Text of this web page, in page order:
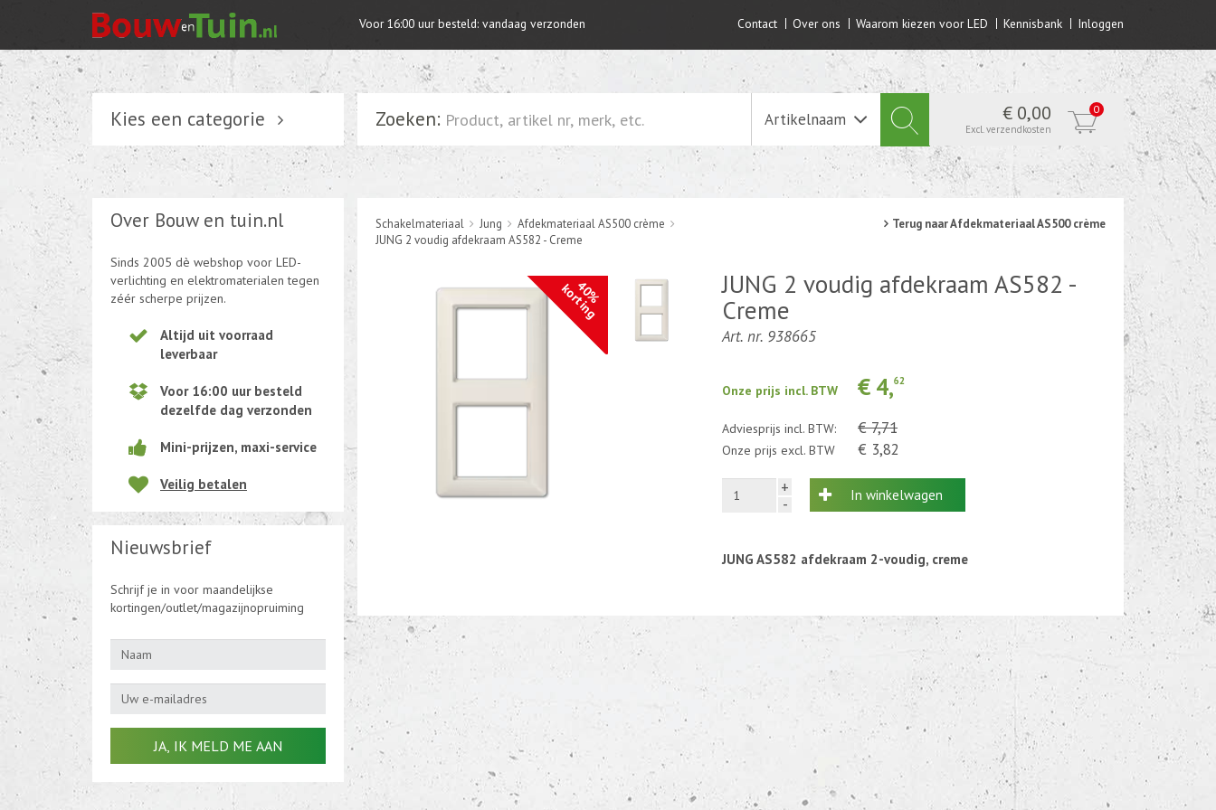
Voor 16:00 uur besteld: vandaag verzonden Contact Over ons Waarom kiezen voor LED Kennisbank Inloggen
Kies een categorie
Verlichting
Schakelmateriaal
Tuin elektriciteit
Kabel en draad
CEE-stekker-contra 380-230V
Beweging-Tijd-Rook Sensors
Outletdeals
Bulkverpakking
Zoeken: Artikelnaam € 0,00
Excl. verzendkosten
0
Schakelmateriaal Jung
Afdekmateriaal AS500 crème
JUNG 2 voudig afdekraam AS582 - Creme
Terug naar Afdekmateriaal AS500 crème
40%
korting
JUNG 2 voudig afdekraam AS582 -
Creme
Art. nr. 938665
Onze prijs incl. BTW € 4,62
Adviesprijs incl. BTW: € 7,71
Onze prijs excl. BTW
€ 3,82
+
-
In winkelwagen
JUNG AS582 afdekraam 2-voudig, creme
Over Bouw en tuin.nl
Sinds 2005 dè webshop voor LED-
verlichting en elektromaterialen tegen
zéér scherpe prijzen.
Altijd uit voorraad
leverbaar
Voor 16:00 uur besteld
dezelfde dag verzonden
Mini-prijzen, maxi-service
Veilig betalen
Nieuwsbrief
Schrijf je in voor maandelijkse
kortingen/outlet/magazijnopruiming